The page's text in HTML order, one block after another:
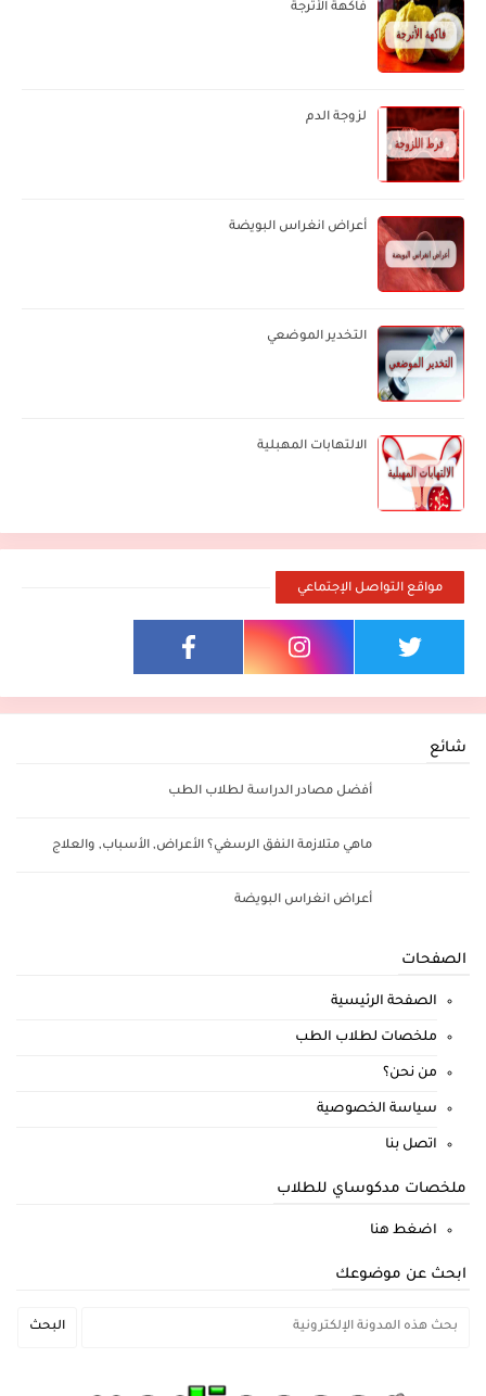
فاكهة الأترجة
لزوجة الدم
أعراض انغراس البويضة
التخدير الموضعي
الالتهابات المهبلية
مواقع التواصل الإجتماعي
شائع
أفضل مصادر الدراسة لطلاب الطب
ماهي متلازمة النفق الرسغي؟ الأعراض, الأسباب, والعلاج
أعراض انغراس البويضة
الصفحات
الصفحة الرئيسية
ملخصات لطلاب الطب
من نحن؟
سياسة الخصوصية
اتصل بنا
ملخصات مدكوساي للطلاب
اضغط هنا
ابحث عن موضوعك